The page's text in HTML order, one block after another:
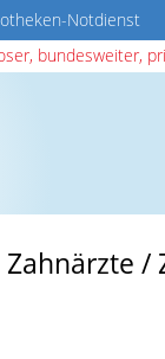
Notdienst
bundesweiter,
/